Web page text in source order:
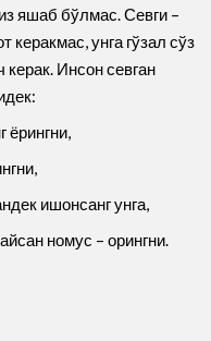
яшаб бўлмас. Севги –
керакмас, унга гўзал сўз
Инсон севган
ёрингни,
унга,
– орингни.